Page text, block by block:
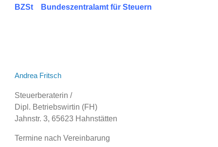
BZSt Bundeszentralamt für Steuern
Andrea Fritsch
Steuerberaterin /
Dipl. Betriebswirtin (FH)
Jahnstr. 3, 65623 Hahnstätten
Termine nach Vereinbarung